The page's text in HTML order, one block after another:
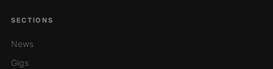
SECTIONS
News
Gigs